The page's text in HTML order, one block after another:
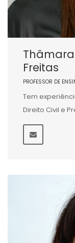
Freitas
PROFESSOR DE
Tem
Direito Civil e